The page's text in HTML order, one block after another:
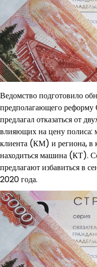
Ведомство подготовило
предполагающего
предлагал отказаться от
влияющих на цену полиса:
клиента (КМ) и региона, в
находиться машина (КТ).
предлагают избавиться в
2020 года.